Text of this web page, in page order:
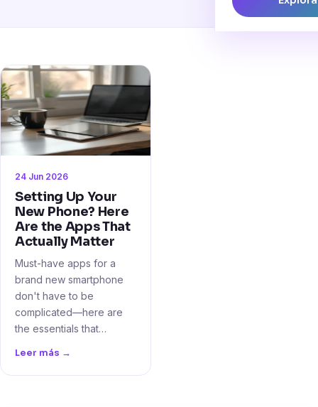
24 Jun 2026
Setting Up Your
New Phone? Here
Are the Apps That
Actually Matter
Must-have apps for a
brand new smartphone
don't have to be
complicated—here are
the essentials that…
Leer más →